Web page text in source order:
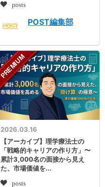
posts
POST編集部
2026.03.16
【アーカイブ】理学療法士の
「戦略的キャリアの作り方」〜
累計3,000名の面接から見え
た、市場価値を...
posts